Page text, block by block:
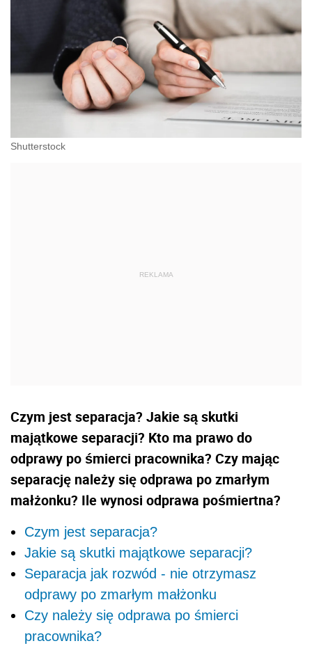
Shutterstock
Czym jest separacja? Jakie są skutki
majątkowe separacji? Kto ma prawo do
odprawy po śmierci pracownika? Czy mając
separację należy się odprawa po zmarłym
małżonku? Ile wynosi odprawa pośmiertna?
Czym jest separacja?
Jakie są skutki majątkowe separacji?
Separacja jak rozwód - nie otrzymasz
odprawy po zmarłym małżonku
Czy należy się odprawa po śmierci
pracownika?